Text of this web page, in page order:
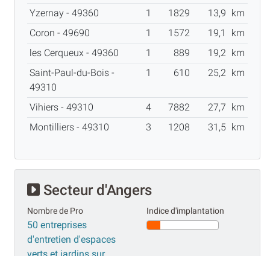
Yzernay - 49360
1 1829 13,9 km
Coron - 49690
1 1572 19,1
km
les Cerqueux - 49360
1 889 19,2 km
Saint-Paul-du-Bois -
49310
1 610 25,2 km
Vihiers - 49310 4 7882 27,7 km
Montilliers - 49310
3 1208 31,5 km
Secteur d'Angers
Nombre de Pro
50 entreprises
d'entretien d'espaces
Indice d'implantation